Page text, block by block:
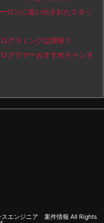
ンに追い出されたスタッ
グラミングは簡単？
グラマーおすすめチャンネ
エンジニア 案件情報 All Rights